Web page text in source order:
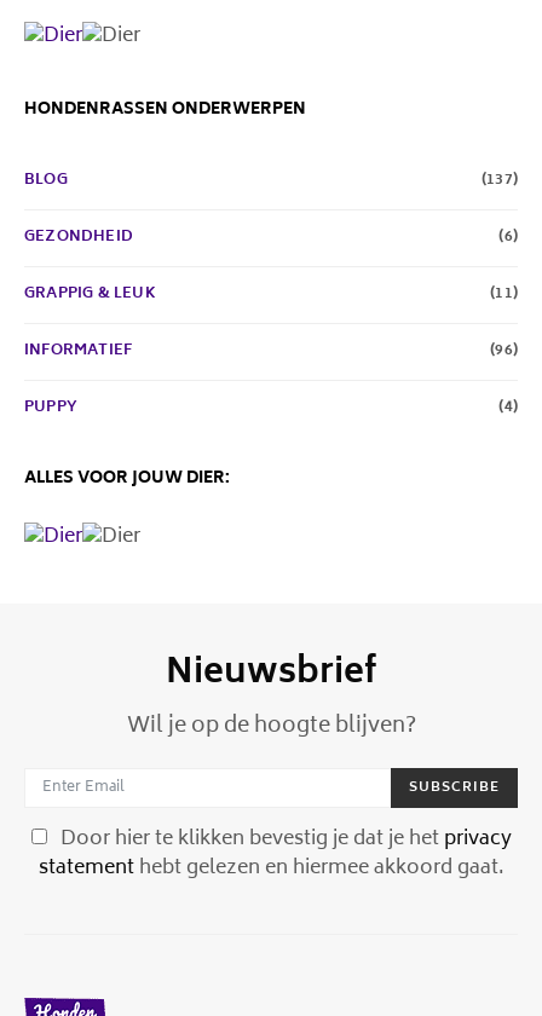
HONDENRASSEN ONDERWERPEN
BLOG (137)
GEZONDHEID (6)
GRAPPIG & LEUK (11)
INFORMATIEF (96)
PUPPY (4)
ALLES VOOR JOUW DIER:
Nieuwsbrief
Wil je op de hoogte blijven?
SUBSCRIBE
Door hier te klikken bevestig je dat je hetprivacy
statementhebt gelezen en hiermee akkoord gaat.